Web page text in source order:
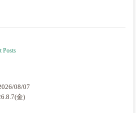
Posts
08/07
金)